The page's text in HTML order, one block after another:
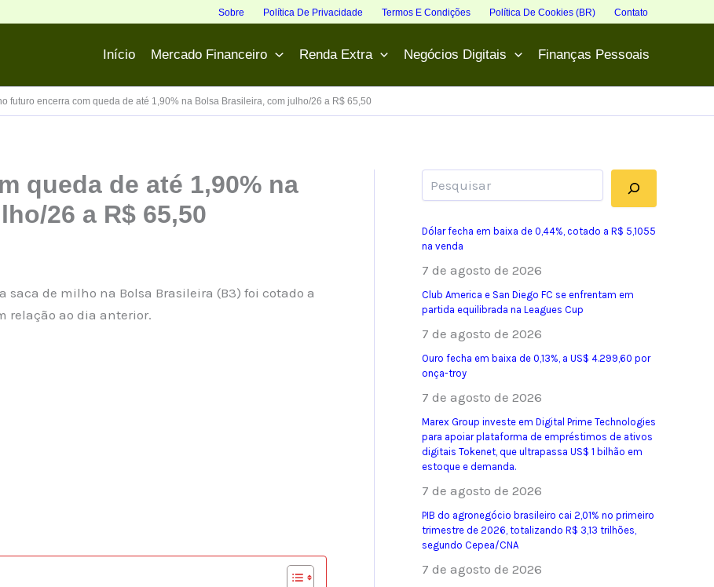
Sobre Política De Privacidade Termos E Condições Política De Cookies (BR) Contato
Início Mercado Financeiro Renda Extra Negócios Digitais Finanças Pessoais
futuro encerra com queda de até 1,90% na Bolsa Brasileira, com julho/26 a R$ 65,50
queda de até 1,90% na
26 a R$ 65,50
de milho na Bolsa Brasileira (B3) foi cotado a
relação ao dia anterior.
Dólar fecha em baixa de 0,44%, cotado a R$ 5,1055
na venda
7 de agosto de 2026
Club America e San Diego FC se enfrentam em
partida equilibrada na Leagues Cup
7 de agosto de 2026
Ouro fecha em baixa de 0,13%, a US$ 4.299,60 por
onça-troy
7 de agosto de 2026
Marex Group investe em Digital Prime Technologies
para apoiar plataforma de empréstimos de ativos
digitais Tokenet, que ultrapassa US$ 1 bilhão em
estoque e demanda.
7 de agosto de 2026
PIB do agronegócio brasileiro cai 2,01% no primeiro
trimestre de 2026, totalizando R$ 3,13 trilhões,
segundo Cepea/CNA
7 de agosto de 2026